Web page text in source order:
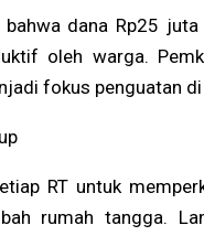
dana Rp25
oleh warga.
fokus penguatan di
RT untuk
rumah tangga.